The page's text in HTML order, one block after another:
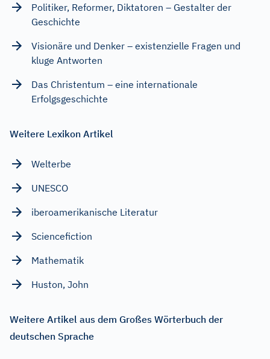
Politiker, Reformer, Diktatoren – Gestalter der
Geschichte
Visionäre und Denker – existenzielle Fragen und
kluge Antworten
Das Christentum – eine internationale
Erfolgsgeschichte
Weitere Lexikon Artikel
Welterbe
UNESCO
iberoamerikanische Literatur
Sciencefiction
Mathematik
Huston, John
Weitere Artikel aus dem Großes Wörterbuch der
deutschen Sprache